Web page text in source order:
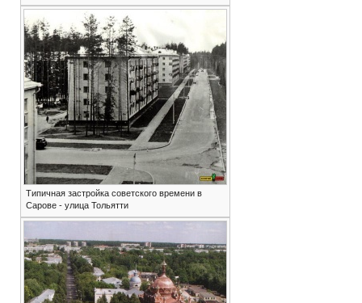
Типичная застройка советского времени в
Сарове - улица Тольятти